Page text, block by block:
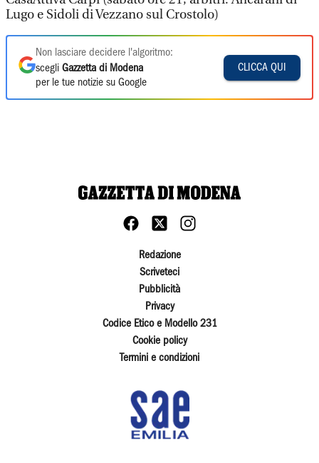
Lugo e Sidoli di Vezzano sul Crostolo)
Non lasciare decidere l'algoritmo:
scegli Gazzetta di Modena
per le tue notizie su Google
CLICCA QUI
Redazione
Scriveteci
Pubblicità
Privacy
Codice Etico e Modello 231
Cookie policy
Termini e condizioni